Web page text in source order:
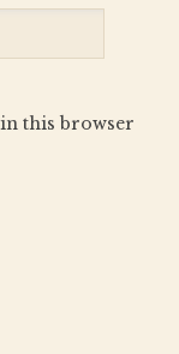
this browser